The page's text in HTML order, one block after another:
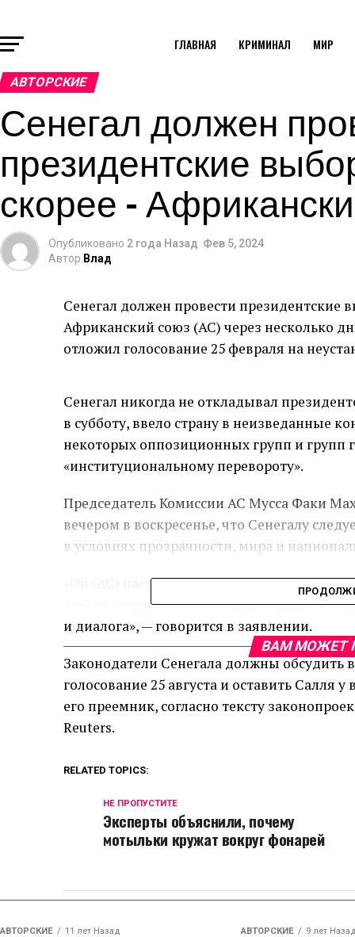
ГЛАВНАЯ КРИМИНАЛ МИР
АВТОРСКИЕ
Сенегал должен
президентские
скорее –
Опубликовано 2 года Назад Фев 5, 2024
Автор Влад
Сенегал должен провести президентские
Африканский союз (АС) через несколько
отложил голосование 25 февраля на
Сенегал никогда не откладывал
в субботу, ввело страну в неизведанные
некоторых оппозиционных групп и групп
«институциональному перевороту».
Председатель Комиссии АС Мусса Факи
вечером в воскресенье, что Сенегалу
в условиях прозрачности, мира и
«Он (АС) настоятельно призывает все
любые политические споры
и диалога», — говорится в заявлении.
Законодатели Сенегала должны обсудить
голосование 25 августа и оставить Салля
его преемник, согласно тексту
Reuters.
RELATED TOPICS:
НЕ ПРОПУСТИТЕ
Эксперты объяснили, почему
мотыльки кружат вокруг фонарей
ВАМ МОЖЕТ
АВТОРСКИЕ 11 лет Назад АВТОРСКИЕ 9 лет Назад